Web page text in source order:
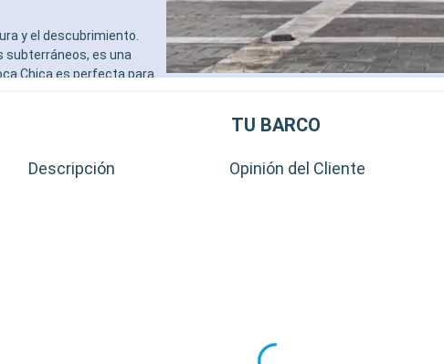
y el descubrimiento.
subterráneos, es una
Chica es perfecta para
TU BARCO
Descripción Opinión del Cliente